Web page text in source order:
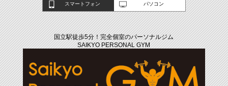
スマートフォン パソコン
国立駅徒歩5分！完全個室のパーソナルジム
SAIKYO PERSONAL GYM